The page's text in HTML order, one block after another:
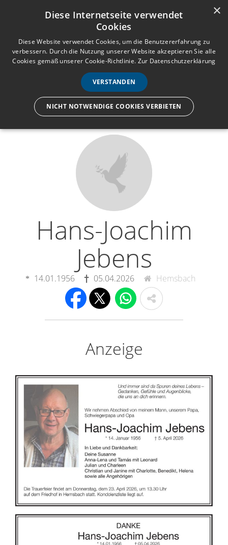
Anmelden Registrieren
e
n
ü
Wir lassen nur die Hand los,
Hans-Joachim
Jebens
14.01.1956 05.04.2026 Hemsbach
Anzeige
×
Diese Internetseite verwendet
Cookies
Diese Website verwendet Cookies, um die Benutzererfahrung zu
verbessern. Durch die Nutzung unserer Website akzeptieren Sie alle
Cookies gemäß unserer Cookie-Richtlinie. Zur Datenschutzerklärung
VERSTANDEN
NICHT NOTWENDIGE COOKIES VERBIETEN